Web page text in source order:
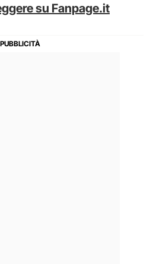
su Fanpage.it